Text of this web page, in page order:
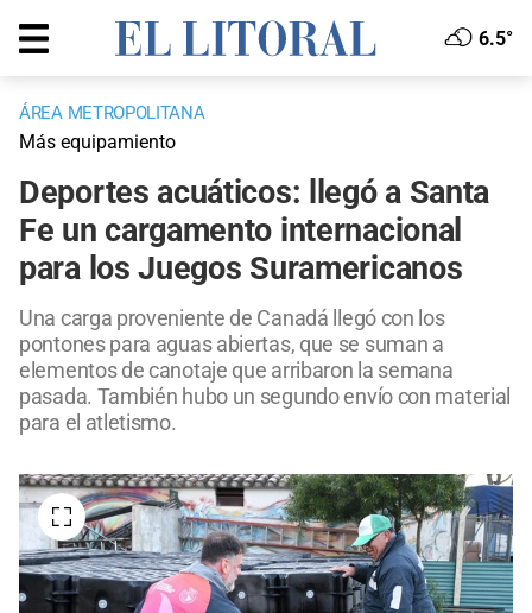
6.5°
ÁREA METROPOLITANA
Más equipamiento
Deportes acuáticos: llegó a Santa
Fe un cargamento internacional
para los Juegos Suramericanos
Una carga proveniente de Canadá llegó con los
pontones para aguas abiertas, que se suman a
elementos de canotaje que arribaron la semana
pasada. También hubo un segundo envío con material
para el atletismo.